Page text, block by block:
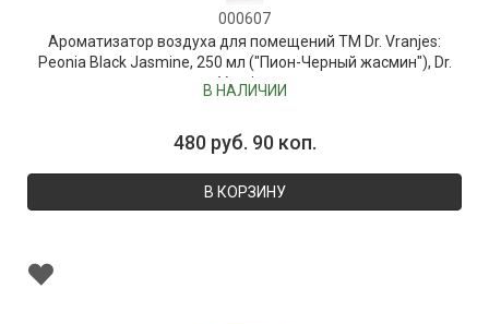
000607
Ароматизатор воздуха для помещений ТМ Dr. Vranjes:
Peonia Black Jasmine, 250 мл ("Пион-Черный жасмин"), Dr.
Vranjes
В НАЛИЧИИ
480 руб. 90 коп.
В КОРЗИНУ